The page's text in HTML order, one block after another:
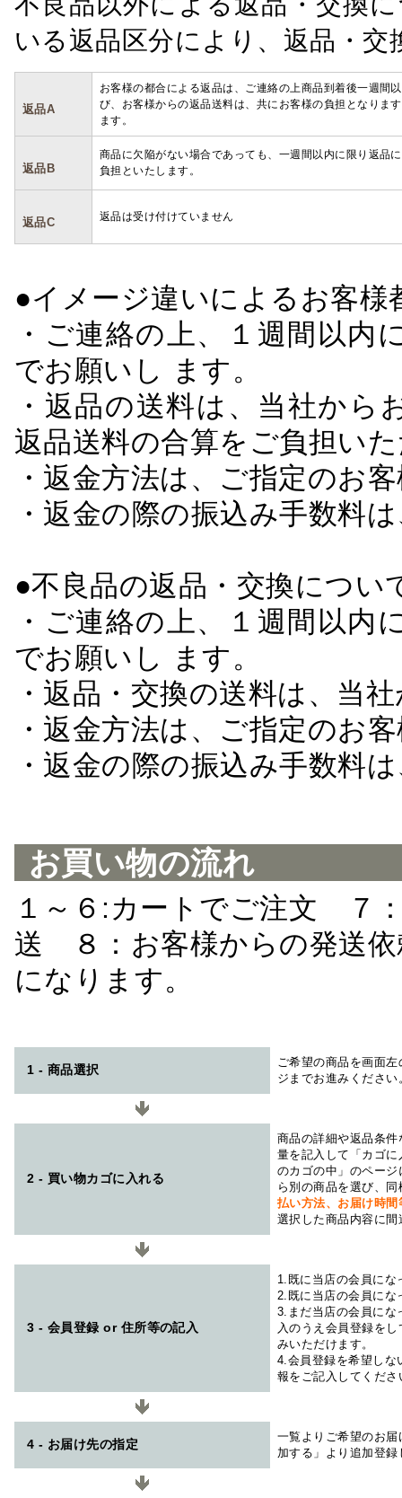
いる返品区分により、返品・
返品A
お客様の都合による返品は、ご連絡の上商品到着後一週間
び、お客様からの返品送料は、共にお客様の負担となりま
ます。
返品B
商品に欠陥がない場合であっても、一週間以内に限り返品
負担といたします。
返品C 返品は受け付けていません
●イメージ違いによるお客
・ご連絡の上、１週間以
でお願いし ます。
・返品の送料は、当社か
返品送料の合算をご負担い
・返金方法は、ご指定のお
・返金の際の振込み手数料
●不良品の返品・交換につい
・ご連絡の上、１週間以
でお願いし ます。
・返品・交換の送料は、当
・返金方法は、ご指定のお
・返金の際の振込み手数料
お買い物の流れ
１～６:カートでご注文 ７
送 ８：お客様からの発送
になります。
1 - 商品選択
ご希望の商品を画面
ジまでお進みください
2 - 買い物カゴに入れる
商品の詳細や返品条
量を記入して「カゴ
のカゴの中」のペー
ら別の商品を選び、
払い方法、お届け時
選択した商品内容に
3 - 会員登録 or 住所等の記入
1.既に当店の会員にな
2.既に当店の会員にな
3.まだ当店の会員にな
入のうえ会員登録を
みいただけます。
4.会員登録を希望しな
報をご記入してくださ
4 - お届け先の指定
一覧よりご希望のお
加する」より追加登